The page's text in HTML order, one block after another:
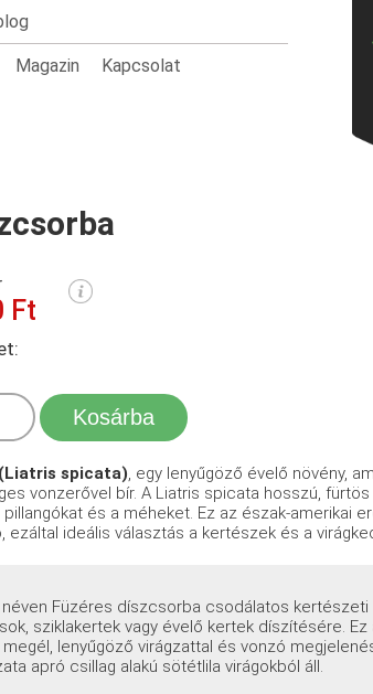
Magazin Kapcsolat
Ft
Kosárba
spicata), egy lenyűgöző évelő növény,
vonzerővel bír. A Liatris spicata hosszú,
és a méheket. Ez az észak-amerikai
ezáltal ideális választás a kertészek és a
Füzéres díszcsorba csodálatos kertészeti
sziklakertek vagy évelő kertek díszítésére.
lenyűgöző virágzattal és vonzó
apró csillag alakú sötétlila virágokból áll.